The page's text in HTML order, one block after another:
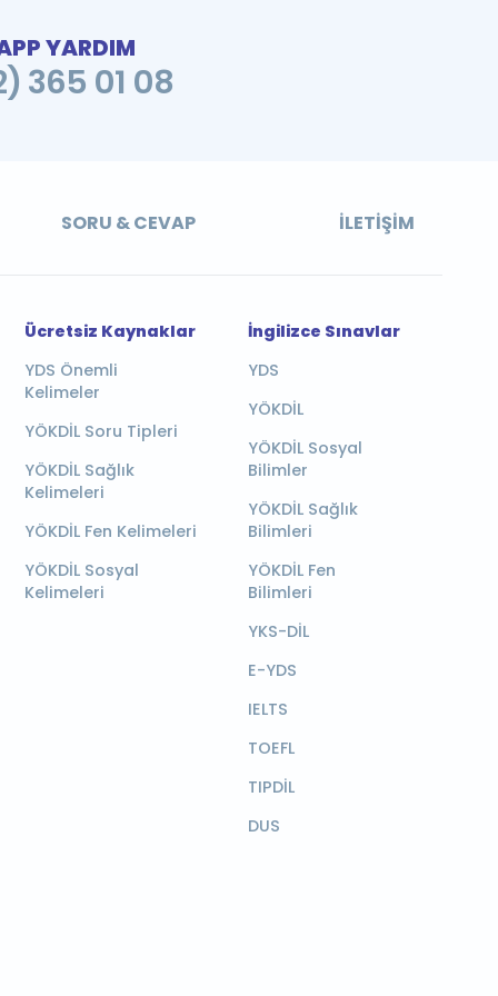
YARDIM
365 01 08
SORU & CEVAP İLETIŞIM
Ücretsiz Kaynaklar
YDS Önemli
Kelimeler
YÖKDİL Soru Tipleri
YÖKDİL Sağlık
Kelimeleri
YÖKDİL Fen Kelimeleri
YÖKDİL Sosyal
Kelimeleri
İngilizce Sınavlar
YDS
YÖKDİL
YÖKDİL Sosyal
Bilimler
YÖKDİL Sağlık
Bilimleri
YÖKDİL Fen
Bilimleri
YKS-DİL
E-YDS
IELTS
TOEFL
TIPDİL
DUS